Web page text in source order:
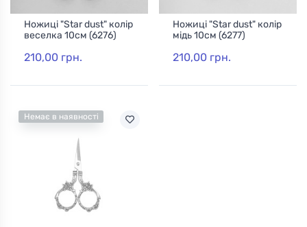
Ножиці "Star dust" колір
веселка 10см (6276)
210,00 грн.
Ножиці "Star dust" колір
мідь 10см (6277)
210,00 грн.
Немає в наявності